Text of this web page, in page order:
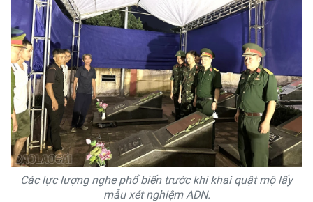
Các lực lượng nghe phổ biến trước khi khai quật mộ lấy
mẫu xét nghiệm ADN.